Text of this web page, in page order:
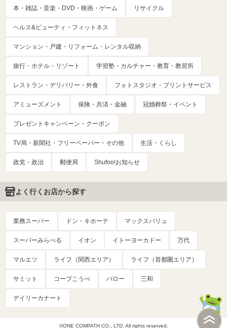
本・雑誌・音楽・DVD・映画・ゲーム リサイクル
ヘルス&ビューティ・フィットネス
マンション・戸建・リフォーム・レンタル収納
旅行・ホテル・リゾート 学習塾・カルチャー・教育・教習所
レストラン・デリバリー・外食 フォトスタジオ・プリントサービス
アミューズメント 保険・共済・金融 冠婚葬祭・イベント
プレゼントキャンペーン・クーポン
TV局・新聞社・フリーペーパー・その他 生活・くらし
政党・政治 郵便局 Shufoo!お知らせ
よく行くお店から探す
業務スーパー ドン・キホーテ マックスバリュ
スーパーみらべる イオン イトーヨーカドー 万代
マルエツ ライフ（関西エリア） ライフ（首都圏エリア）
サミット コープこうべ バロー 三和
デイリーカナート
©ONE COMPATH CO., LTD. All rights reserved.